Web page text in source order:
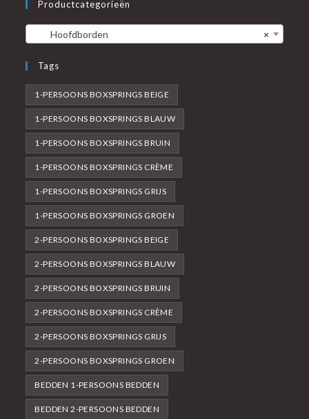
Productcategorieën
×
Hoofdborden
Tags
1-PERSOONS BOXSPRINGS BEIGE
1-PERSOONS BOXSPRINGS BLAUW
1-PERSOONS BOXSPRINGS BRUIN
1-PERSOONS BOXSPRINGS CRÈME
1-PERSOONS BOXSPRINGS GRIJS
1-PERSOONS BOXSPRINGS GROEN
2-PERSOONS BOXSPRINGS BEIGE
2-PERSOONS BOXSPRINGS BLAUW
2-PERSOONS BOXSPRINGS BRUIN
2-PERSOONS BOXSPRINGS CRÈME
2-PERSOONS BOXSPRINGS GRIJS
2-PERSOONS BOXSPRINGS GROEN
BEDDEN 1-PERSOONS BEDDEN
BEDDEN 2-PERSOONS BEDDEN